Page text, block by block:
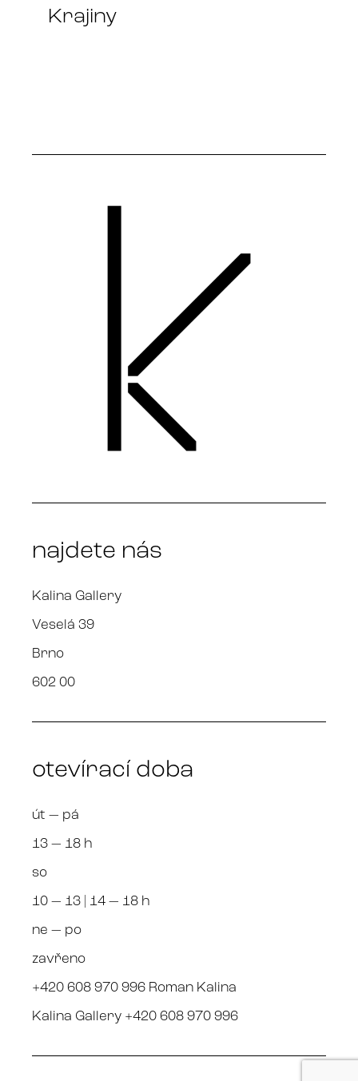
Krajiny
najdete nás
Kalina Gallery
Veselá 39
Brno
602 00
otevírací doba
út — pá
13 — 18 h
so
10 — 13 | 14 — 18 h
ne — po
zavřeno
+420 608 970 996 Roman Kalina
Kalina Gallery +420 608 970 996